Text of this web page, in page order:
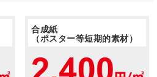
合成紙
（ポスター等短期的素材）